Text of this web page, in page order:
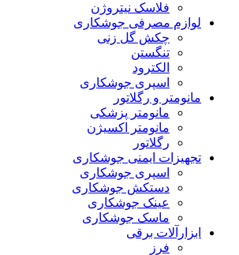
فلاسک نیتروژن
لوازم مصرفی جوشکاری
چکش گل زنی
تنگستن
الکترود
اسپری جوشکاری
مانومتر و رگلاتور
مانومتر پزشکی
مانومتر اکسیژن
رگلاتور
تجهیزات ایمنی جوشکاری
اسپری جوشکاری
دستکش جوشکاری
عینک جوشکاری
ماسک جوشکاری
ابزارآلات برقی
فرز